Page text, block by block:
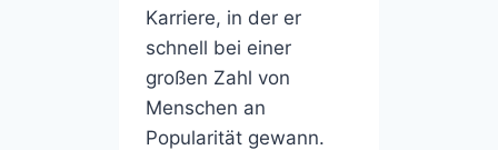
Karriere, in der er
schnell bei einer
großen Zahl von
Menschen an
Popularität gewann.